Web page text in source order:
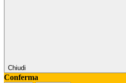
Chiudi
Conferma